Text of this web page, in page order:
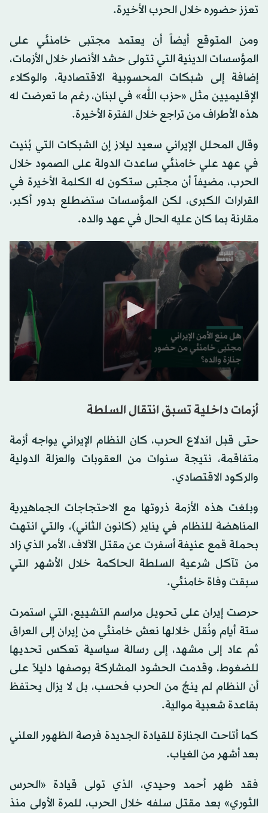
تعزز حضوره خلال الحرب الأخيرة.
ومن المتوقع أيضاً أن يعتمد مجتبى خامنئي على
المؤسسات الدينية التي تتولى حشد الأنصار خلال الأزمات،
إضافة إلى شبكات المحسوبية الاقتصادية، والوكلاء
الإقليميين مثل «حزب الله» في لبنان، رغم ما تعرضت له
هذه الأطراف من تراجع خلال الفترة الأخيرة.
وقال المحلل الإيراني سعيد ليلاز إن الشبكات التي بُنيت
في عهد علي خامنئي ساعدت الدولة على الصمود خلال
الحرب، مضيفاً أن مجتبى ستكون له الكلمة الأخيرة في
القرارات الكبرى، لكن المؤسسات ستضطلع بدور أكبر،
مقارنة بما كان عليه الحال في عهد والده.
أزمات داخلية تسبق انتقال السلطة
حتى قبل اندلاع الحرب، كان النظام الإيراني يواجه أزمة
متفاقمة، نتيجة سنوات من العقوبات والعزلة الدولية
والركود الاقتصادي.
وبلغت هذه الأزمة ذروتها مع الاحتجاجات الجماهيرية
المناهضة للنظام في يناير (كانون الثاني)، والتي انتهت
بحملة قمع عنيفة أسفرت عن مقتل الآلاف، الأمر الذي زاد
من تآكل شرعية السلطة الحاكمة خلال الأشهر التي
سبقت وفاة خامنئي.
حرصت إيران على تحويل مراسم التشييع، التي استمرت
ستة أيام ونُقل خلالها نعش خامنئي من إيران إلى العراق
ثم عاد إلى مشهد، إلى رسالة سياسية تعكس تحديها
للضغوط، وقدمت الحشود المشاركة بوصفها دليلاً على
أن النظام لم ينجُ من الحرب فحسب، بل لا يزال يحتفظ
بقاعدة شعبية موالية.
كما أتاحت الجنازة للقيادة الجديدة فرصة الظهور العلني
بعد أشهر من الغياب.
فقد ظهر أحمد وحيدي، الذي تولى قيادة «الحرس
الثوري» بعد مقتل سلفه خلال الحرب، للمرة الأولى منذ